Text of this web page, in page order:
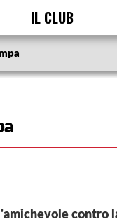
IL CLUB
contro